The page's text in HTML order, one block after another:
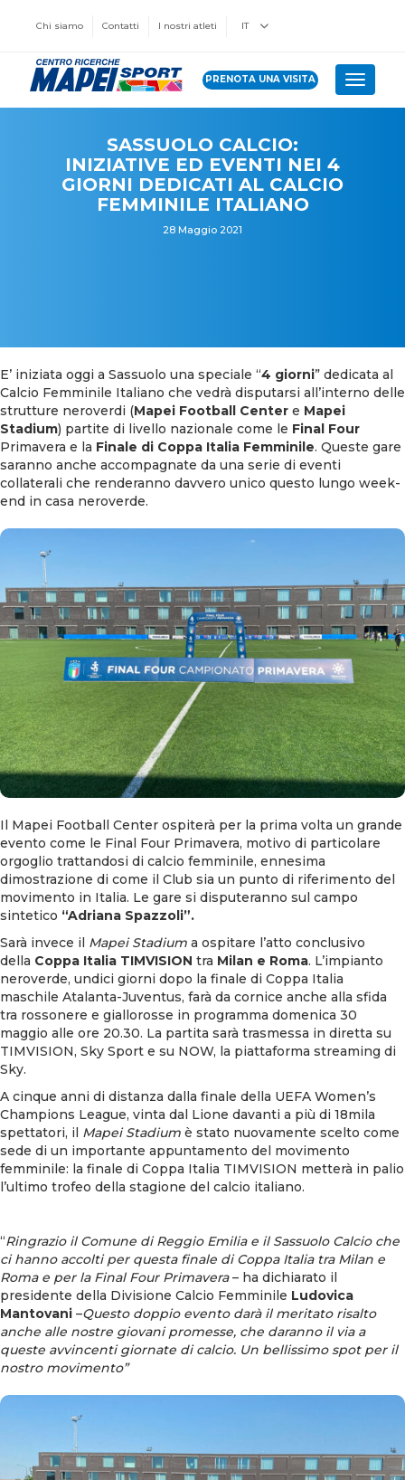
Chi siamo Contatti I nostri atleti IT
PRENOTA UNA VISITA Toggle
SASSUOLO CALCIO:
INIZIATIVE ED EVENTI NEI 4
GIORNI DEDICATI AL CALCIO
FEMMINILE ITALIANO
28 Maggio 2021
E’ iniziata oggi a Sassuolo una speciale “4 giorni” dedicata al
Calcio Femminile Italiano che vedrà disputarsi all’interno delle
strutture neroverdi (Mapei Football Center e Mapei
Stadium) partite di livello nazionale come le Final Four
Primavera e la Finale di Coppa Italia Femminile. Queste gare
saranno anche accompagnate da una serie di eventi
collaterali che renderanno davvero unico questo lungo week-
end in casa neroverde.
Il Mapei Football Center ospiterà per la prima volta un grande
evento come le Final Four Primavera, motivo di particolare
orgoglio trattandosi di calcio femminile, ennesima
dimostrazione di come il Club sia un punto di riferimento del
movimento in Italia. Le gare si disputeranno sul campo
sintetico “Adriana Spazzoli”.
Sarà invece il Mapei Stadium a ospitare l’atto conclusivo
della Coppa Italia TIMVISION tra Milan e Roma. L’impianto
neroverde, undici giorni dopo la finale di Coppa Italia
maschile Atalanta-Juventus, farà da cornice anche alla sfida
tra rossonere e giallorosse in programma domenica 30
maggio alle ore 20.30. La partita sarà trasmessa in diretta su
TIMVISION, Sky Sport e su NOW, la piattaforma streaming di
Sky.
A cinque anni di distanza dalla finale della UEFA Women’s
Champions League, vinta dal Lione davanti a più di 18mila
spettatori, il Mapei Stadium è stato nuovamente scelto come
sede di un importante appuntamento del movimento
femminile: la finale di Coppa Italia TIMVISION metterà in palio
l’ultimo trofeo della stagione del calcio italiano.
“Ringrazio il Comune di Reggio Emilia e il Sassuolo Calcio che
ci hanno accolti per questa finale di Coppa Italia tra Milan e
Roma e per la Final Four Primavera– ha dichiarato il
presidente della Divisione Calcio Femminile Ludovica
Mantovani –Questo doppio evento darà il meritato risalto
anche alle nostre giovani promesse, che daranno il via a
queste avvincenti giornate di calcio. Un bellissimo spot per il
nostro movimento”